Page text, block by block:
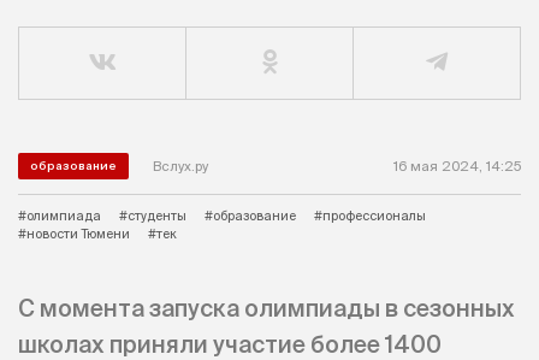
образование Вслух.ру 16 мая 2024, 14:25
#олимпиада #студенты #образование
#профессионалы
#новости Тюмени
#тек
С момента запуска олимпиады в сезонных
школах приняли участие более 1400